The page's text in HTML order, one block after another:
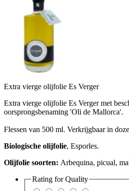
Extra vierge olijfolie Es Verger
Extra vierge olijfolie Es Verger met
oorsprongsbenaming 'Oli de Mallorca'.
Flessen van 500 ml. Verkrijgbaar in
Biologische olijfolie, Esporles.
Olijfolie soorten: Arbequina, picual,
Rating forQuality